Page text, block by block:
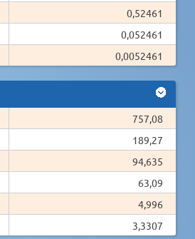
0,52461
0,052461
0,0052461
757,08
189,27
94,635
63,09
4,996
3,3307